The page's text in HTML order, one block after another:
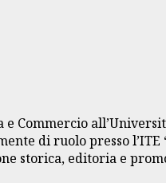
Commercio
di ruolo presso l’ITE
storica, editoria e